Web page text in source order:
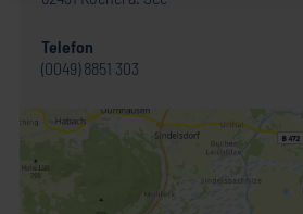
Telefon
(0049) 8851 303